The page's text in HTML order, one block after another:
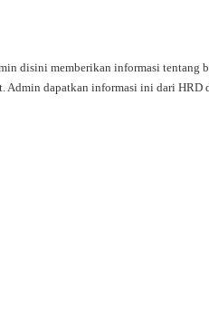
disini memberikan informasi tentang
Admin dapatkan informasi ini dari